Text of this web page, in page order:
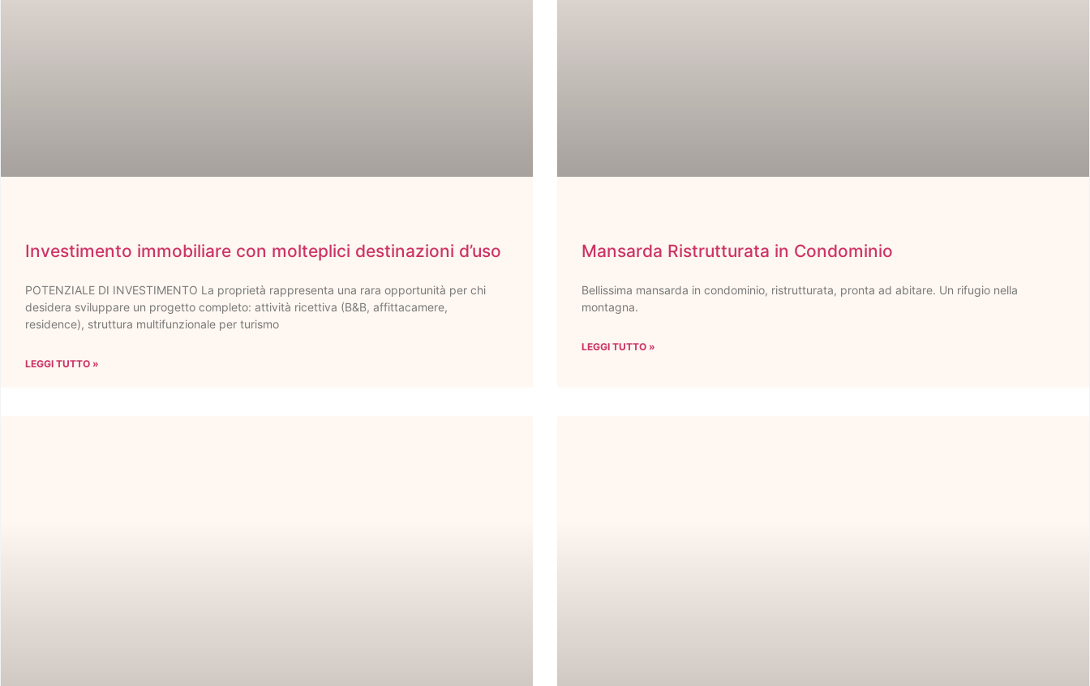
Investimento immobiliare con molteplici destinazioni d’uso
POTENZIALE DI INVESTIMENTO La proprietà rappresenta una rara opportunità per chi
desidera sviluppare un progetto completo: attività ricettiva (B&B, affittacamere,
residence), struttura multifunzionale per turismo
LEGGI TUTTO »
Mansarda Ristrutturata in Condominio
Bellissima mansarda in condominio, ristrutturata, pronta ad abitare. Un rifugio nella
montagna.
LEGGI TUTTO »